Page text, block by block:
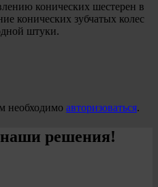
конических шестерен в
конических зубчатых колес
штуки.
необходимо авторизоваться.
решения!